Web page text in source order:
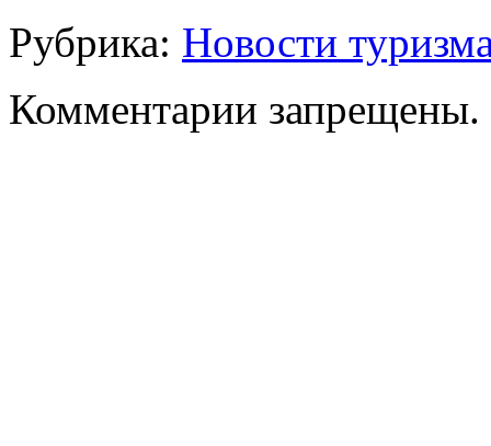
Рубрика: Новости
Комментарии запрещены.